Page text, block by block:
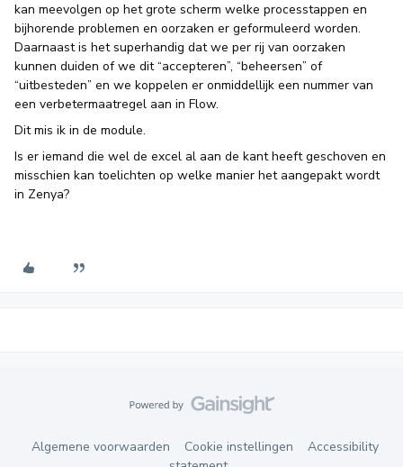
kan meevolgen op het grote scherm welke processtappen en
bijhorende problemen en oorzaken er geformuleerd worden.
Daarnaast is het superhandig dat we per rij van oorzaken
kunnen duiden of we dit “accepteren”, “beheersen” of
“uitbesteden” en we koppelen er onmiddellijk een nummer van
een verbetermaatregel aan in Flow.
Dit mis ik in de module.
Is er iemand die wel de excel al aan de kant heeft geschoven en
misschien kan toelichten op welke manier het aangepakt wordt
in Zenya?
Algemene voorwaarden Cookie instellingen
Accessibility